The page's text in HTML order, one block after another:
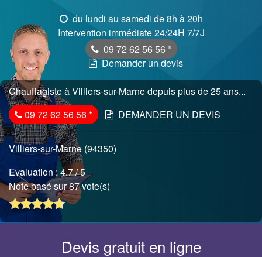
du lundi au samedi de 8h à 20h
Intervention immédiate 24/24H 7/7J
09 72 62 56 56 *
Demander un devis
Chauffagiste à Villiers-sur-Marne depuis plus de 25 ans...
09 72 62 56 56* DEMANDER UN DEVIS
Villiers-sur-Marne (94350)
Evaluation :4.7/ 5
Note basé sur 87 vote(s)
Devis gratuit en ligne